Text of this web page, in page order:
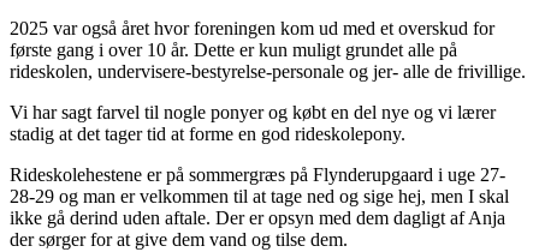
2025 var også året hvor foreningen kom ud med et overskud for
første gang i over 10 år. Dette er kun muligt grundet alle på
rideskolen, undervisere-bestyrelse-personale og jer- alle de frivillige.
Vi har sagt farvel til nogle ponyer og købt en del nye og vi lærer
stadig at det tager tid at forme en god rideskolepony.
Rideskolehestene er på sommergræs på Flynderupgaard i uge 27-
28-29 og man er velkommen til at tage ned og sige hej, men I skal
ikke gå derind uden aftale. Der er opsyn med dem dagligt af Anja
der sørger for at give dem vand og tilse dem.